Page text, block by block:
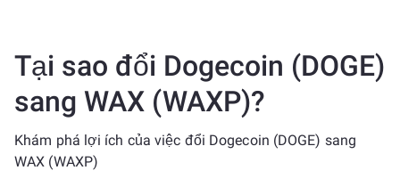
Tại sao đổi Dogecoin (DOGE)
sang WAX (WAXP)?
Khám phá lợi ích của việc đổi Dogecoin (DOGE) sang
WAX (WAXP)